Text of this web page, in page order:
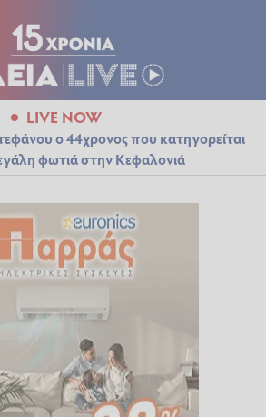
LIVE NOW
ο 44χρονος που κατηγορείται
φωτιά στην Κεφαλονιά